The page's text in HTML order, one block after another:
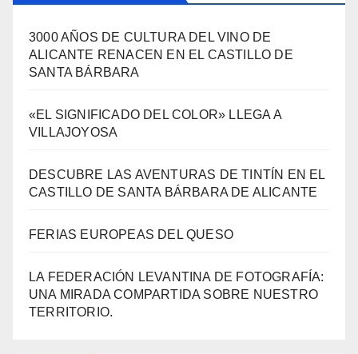
Entradas Recientes
ALICANTE RENACEN EN EL CASTILLO DE
SANTA BÁRBARA
«EL SIGNIFICADO DEL COLOR» LLEGA A
DESCUBRE LAS AVENTURAS DE TINTÍN EN EL
CASTILLO DE SANTA BÁRBARA DE ALICANTE